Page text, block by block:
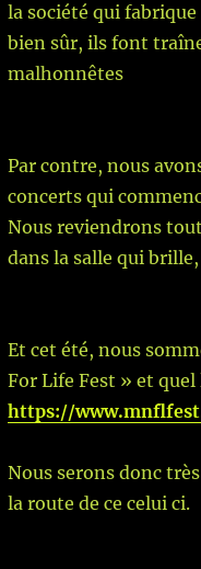
la société qui
bien sûr, ils font
malhonnêtes
Par contre, nous
concerts qui
Nous reviendrons
dans la salle qui
Et cet été, nous
For Life Fest » et
https://
Nous serons donc
la route de ce celui ci.